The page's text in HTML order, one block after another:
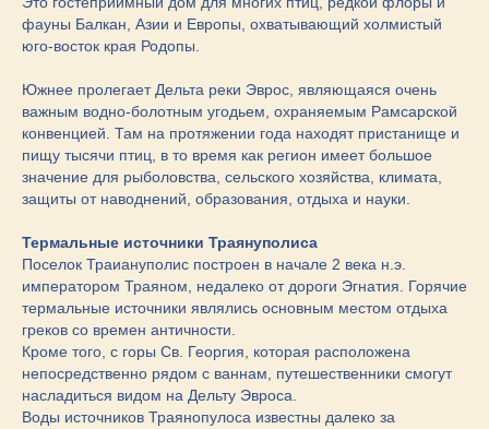
фауны Балкан, Азии и Европы, охватывающий холмистый
юго-восток края Родопы.
Южнее пролегает Дельта реки Эврос, являющаяся очень
важным водно-болотным угодьем, охраняемым Рамсарской
конвенцией. Там на протяжении года находят пристанище и
пищу тысячи птиц, в то время как регион имеет большое
значение для рыболовства, сельского хозяйства, климата,
защиты от наводнений, образования, отдыха и науки.
Термальные источники Траянуполиса
Поселок Траиануполис построен в начале 2 века н.э.
императором Траяном, недалеко от дороги Эгнатия. Горячие
термальные источники являлись основным местом отдыха
греков со времен античности.
Кроме того, с горы Св. Георгия, которая расположена
непосредственно рядом с ваннам, путешественники смогут
насладиться видом на Дельту Эвроса.
Воды источников Траянопулоса известны далеко за